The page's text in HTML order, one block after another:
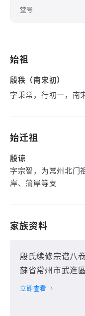
堂号
始祖
殷秩（南宋初）
字秉常，行初一，南
始迁祖
殷谅
字宗智，为常州北门
岸、蒲岸等支
家族资料
殷氏续修宗谱八
蘇省常州市武進
1册
立即查看